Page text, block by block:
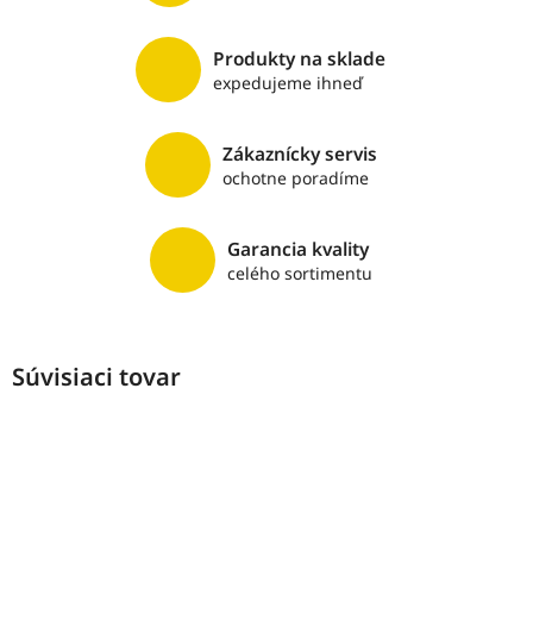
Produkty na sklade
expedujeme ihneď
Zákaznícky servis
ochotne poradíme
Garancia kvality
celého sortimentu
Súvisiaci tovar